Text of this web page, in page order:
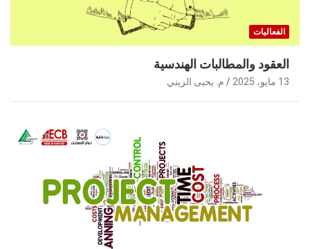
الفعاليات
العقود والمطالبات الهندسية
13 مايو، 2025 م. يحيى الزيني